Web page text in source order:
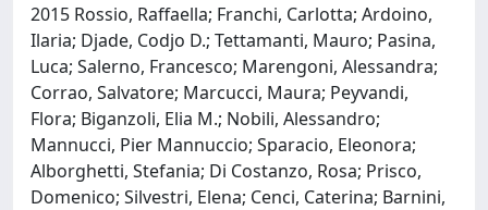
2015 Rossio, Raffaella; Franchi, Carlotta; Ardoino,
Ilaria; Djade, Codjo D.; Tettamanti, Mauro; Pasina,
Luca; Salerno, Francesco; Marengoni, Alessandra;
Corrao, Salvatore; Marcucci, Maura; Peyvandi,
Flora; Biganzoli, Elia M.; Nobili, Alessandro;
Mannucci, Pier Mannuccio; Sparacio, Eleonora;
Alborghetti, Stefania; Di Costanzo, Rosa; Prisco,
Domenico; Silvestri, Elena; Cenci, Caterina; Barnini,